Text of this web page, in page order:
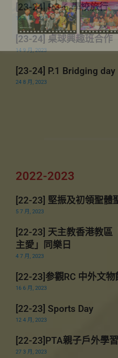
[23-24] P.3-6 學校旅行
12 4 月, 2024
[23-24] 桌球興趣班合作
14 9 月, 2023
[23-24] P.1 Bridging day
24 8 月, 2023
2022-2023
[22-23] 堅振及初領聖體
5 7 月, 2023
[22-23] 天主教香港教區
主愛」同樂日
4 7 月, 2023
[22-23]参觀RC 中外文物
16 6 月, 2023
[22-23] Sports Day
12 4 月, 2023
[22-23]PTA親子戶外學
27 3 月, 2023